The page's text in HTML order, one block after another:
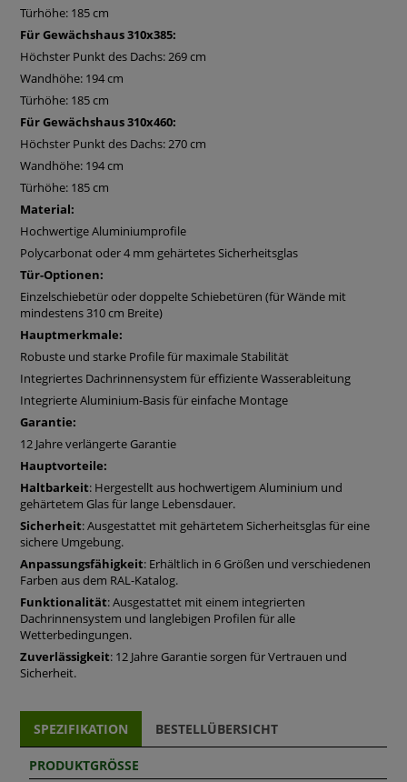
Harmonisches architektonisches Design:
Die klare, pyramidenförmige Architektur fügt sich elegant in
jede Umgebung ein. In Kombination mit einer gemauerten
Basis entsteht ein architektonisches Highlight, das perfekt
Die besondere Form sorgt für natürliche Luftzirkulation und
gleichmäßige Temperaturverteilung – ideale Bedingungen
für kräftige und gesunde Pflanzen das ganze Jahr über.
Schneller und unkomplizierter Aufbau:
Dank präzise vorgefertigter Komponenten und einer leicht
können Sie schon bald mit dem Gärtnern beginnen.
Direkt vom Hersteller – zum besten Preis:
Bei Bloomcabin kaufen Sie direkt vom Hersteller. Dadurch
profitieren Sie von höchster Qualität, langlebigen
Materialien und einem fairen Preis – ohne
Zwischenhändler.
Was unsere Kunden sagen
„Das Gewächshaus steht auf einem
gemauerten Sockel und sieht einfach großartig
aus – stabil, elegant und perfekt integriert!“ –
Julia Warren
„Ein echtes Highlight im Garten. Die
Pyramidenform wirkt modern und gleichzeitig
natürlich.“ –Peter Holmes
„Sehr gute Qualität und einfach aufzubauen.
Klare Empfehlung!“ –
Bequeme und sichere Zahlungsmöglichkeiten
Wählen Sie aus verschiedenen sicheren Zahlungsmethoden
und genießen Sie einen reibungslosen Bestellprozess.
Jetzt bestellen
mit demBloomcabin Pyramiden-Gewächshaus für
Mauersockel.
Bestellen Sie jetzt und profitieren Sie von hochwertiger
Verarbeitung, zuverlässiger Lieferung und einem
Türhöhe: 185 cm
Für Gewächshaus 310x385:
Höchster Punkt des Dachs: 269 cm
Wandhöhe: 194 cm
Türhöhe: 185 cm
Für Gewächshaus 310x460:
Höchster Punkt des Dachs: 270 cm
Wandhöhe: 194 cm
Türhöhe: 185 cm
Material:
Hochwertige Aluminiumprofile
Polycarbonat oder 4 mm gehärtetes Sicherheitsglas
Tür-Optionen:
Einzelschiebetür oder doppelte Schiebetüren (für Wände mit
mindestens 310 cm Breite)
Hauptmerkmale:
Robuste und starke Profile für maximale Stabilität
Integriertes Dachrinnensystem für effiziente Wasserableitung
Integrierte Aluminium-Basis für einfache Montage
Garantie:
12 Jahre verlängerte Garantie
Hauptvorteile:
Haltbarkeit: Hergestellt aus hochwertigem Aluminium und
gehärtetem Glas für lange Lebensdauer.
Sicherheit: Ausgestattet mit gehärtetem Sicherheitsglas für eine
sichere Umgebung.
Anpassungsfähigkeit: Erhältlich in 6 Größen und verschiedenen
Farben aus dem RAL-Katalog.
Funktionalität: Ausgestattet mit einem integrierten
Dachrinnensystem und langlebigen Profilen für alle
Wetterbedingungen.
Zuverlässigkeit: 12 Jahre Garantie sorgen für Vertrauen und
Sicherheit.
SPEZIFIKATION BESTELLÜBERSICHT
PRODUKTGRÖSSE